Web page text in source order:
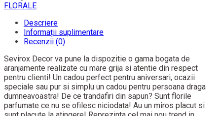
FLORALE
Descriere
Informații suplimentare
Recenzii (0)
Sevirox Decor va pune la dispozitie o gama bogata de
aranjamente realizate cu mare grija si atentie din respect
pentru clienti! Un cadou perfect pentru aniversari, ocazii
speciale sau pur si simplu un cadou pentru persoana draga
dumneavoastra! De ce trandafiri din sapun? Sunt florile
parfumate ce nu se ofilesc niciodata! Au un miros placut si